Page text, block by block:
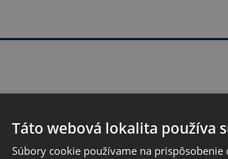
Táto webová lokalita používa
Súbory cookie používame na